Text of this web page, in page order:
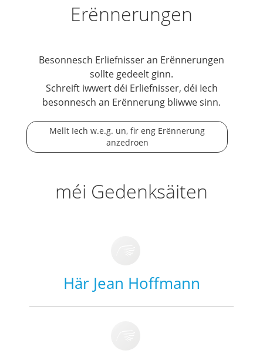
Erënnerungen
Besonnesch Erliefnisser an Erënnerungen
sollte gedeelt ginn.
Schreift iwwert déi Erliefnisser, déi Iech
besonnesch an Erënnerung bliwwe sinn.
Mellt Iech w.e.g. un, fir eng Erënnerung
anzedroen
méi Gedenksäiten
Här Jean Hoffmann